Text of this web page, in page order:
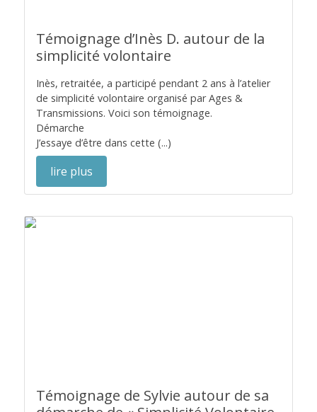
Témoignage d’Inès D. autour de la
simplicité volontaire
Inès, retraitée, a participé pendant 2 ans à l’atelier
de simplicité volontaire organisé par Ages &
Transmissions. Voici son témoignage.
Démarche
J’essaye d’être dans cette (...)
lire plus
Témoignage de Sylvie autour de sa